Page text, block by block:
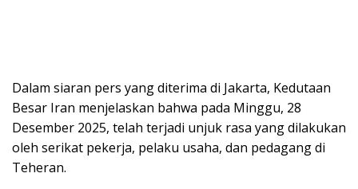
Dalam siaran pers yang diterima di Jakarta, Kedutaan
Besar Iran menjelaskan bahwa pada Minggu, 28
Desember 2025, telah terjadi unjuk rasa yang dilakukan
oleh serikat pekerja, pelaku usaha, dan pedagang di
Teheran.